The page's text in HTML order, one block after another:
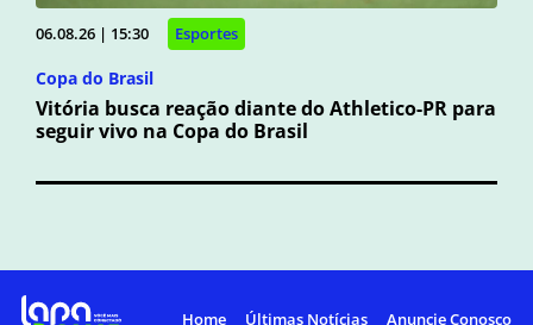
06.08.26 | 15:30 Esportes
Copa do Brasil
Vitória busca reação diante do Athletico-PR para
seguir vivo na Copa do Brasil
Home Últimas Notícias Anuncie Conosco